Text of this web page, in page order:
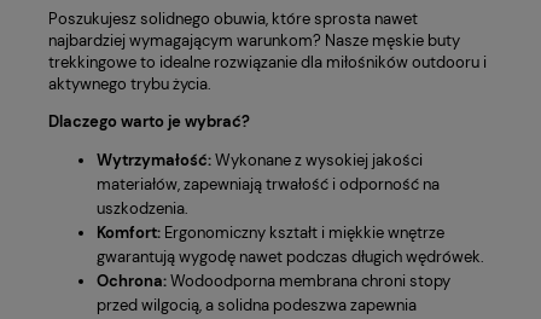
Poszukujesz solidnego obuwia, które sprosta nawet
najbardziej wymagającym warunkom? Nasze męskie buty
trekkingowe to idealne rozwiązanie dla miłośników outdooru i
aktywnego trybu życia.
Dlaczego warto je wybrać?
Wytrzymałość:Wykonane z wysokiej jakości
materiałów, zapewniają trwałość i odporność na
uszkodzenia.
Komfort: Ergonomiczny kształt i miękkie wnętrze
gwarantują wygodę nawet podczas długich wędrówek.
Ochrona:Wodoodporna membrana chroni stopy
przed wilgocią, a solidna podeszwa zapewnia